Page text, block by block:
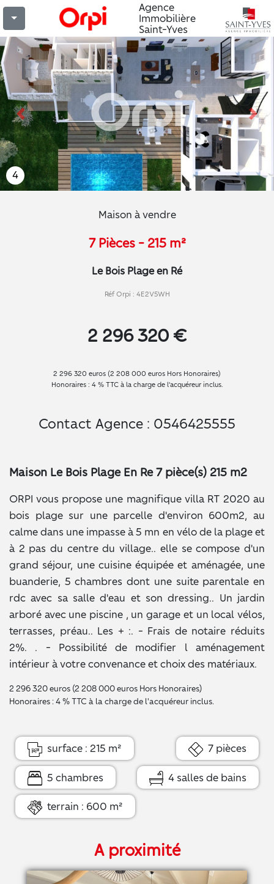
Agence
Immobilière
Saint-Yves
Previous
4
Maison à vendre
7 Pièces - 215 m²
Le Bois Plage en Ré
Réf Orpi : 4E2V5WH
2 296 320 €
2 296 320 euros (2 208 000 euros Hors Honoraires)
Honoraires : 4 % TTC à la charge de l'acquéreur inclus.
Contact Agence : 0546425555
Maison Le Bois Plage En Re 7 pièce(s) 215 m2
ORPI vous propose une magnifique villa RT 2020 au
bois plage sur une parcelle d'environ 600m2, au
calme dans une impasse à 5 mn en vélo de la plage et
à 2 pas du centre du village.. elle se compose d'un
grand séjour, une cuisine équipée et aménagée, une
buanderie, 5 chambres dont une suite parentale en
rdc avec sa salle d'eau et son dressing.. Un jardin
arboré avec une piscine , un garage et un local vélos,
terrasses, préau.. Les + :. - Frais de notaire réduits
2%. . - Possibilité de modifier l aménagement
intérieur à votre convenance et choix des matériaux.
2 296 320 euros (2 208 000 euros Hors Honoraires)
Honoraires : 4 % TTC à la charge de l'acquéreur inclus.
surface : 215 m² 7 pièces
5 chambres 4 salles de bains
terrain : 600 m²
A proximité